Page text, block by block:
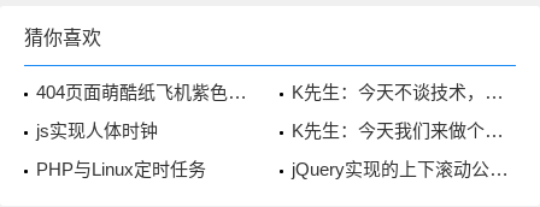
猜你喜欢
404页面萌酷纸飞机紫色星空背景
K先生：今天不谈技术，来聊聊心情
js实现人体时钟
K先生：今天我们来做个约定吧
PHP与Linux定时任务
jQuery实现的上下滚动公告栏